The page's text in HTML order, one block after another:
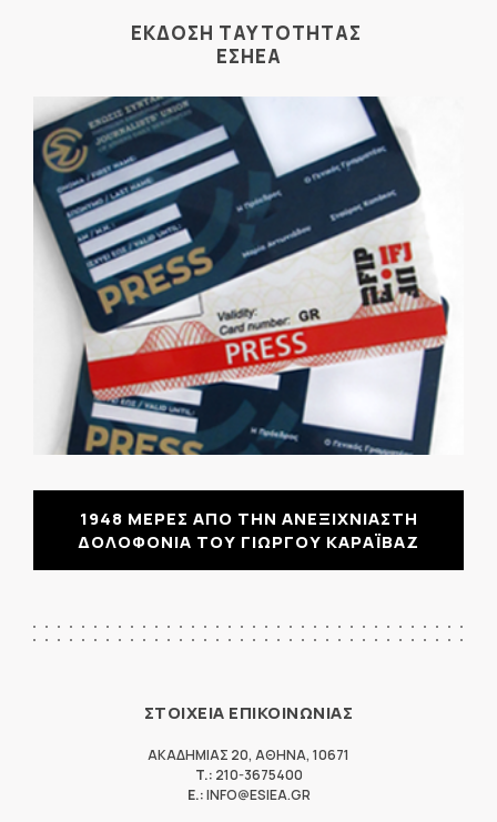
ΕΚΔΟΣΗ ΤΑΥΤΟΤΗΤΑΣ
ΕΣΗΕΑ
1948 ΜΕΡΕΣ ΑΠΟ ΤΗΝ ΑΝΕΞΙΧΝΙΑΣΤΗ
ΔΟΛΟΦΟΝΙΑ ΤΟΥ ΓΙΩΡΓΟΥ ΚΑΡΑΪΒΑΖ
ΣΤΟΙΧΕΙΑ ΕΠΙΚΟΙΝΩΝΙΑΣ
ΑΚΑΔΗΜΙΑΣ 20, ΑΘΗΝΑ, 10671
T.: 210-3675400
E.:INFO@ESIEA.GR